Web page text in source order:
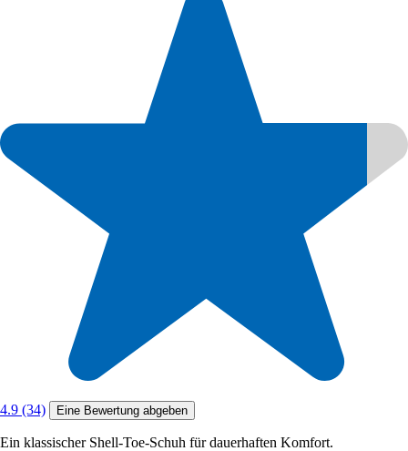
4.9 (34) Eine Bewertung abgeben
Ein klassischer Shell-Toe-Schuh für dauerhaften Komfort.